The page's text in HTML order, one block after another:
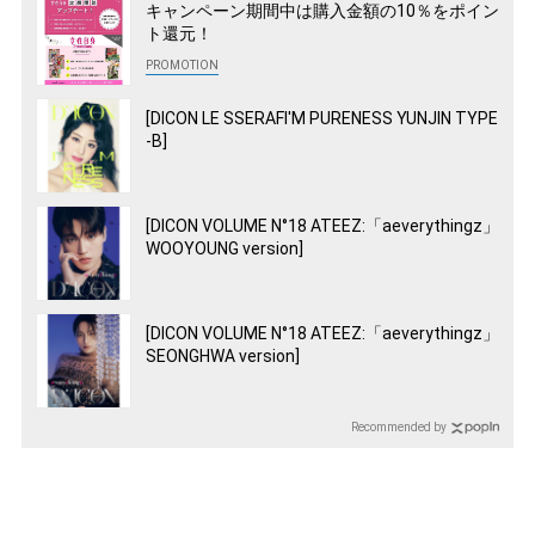
キャンペーン期間中は購入金額の10％をポイン
ト還元！
[DICON LE SSERAFI'M PURENESS YUNJIN TYPE
-B]
[DICON VOLUME N°18 ATEEZ:「aeverythingz」
WOOYOUNG version]
[DICON VOLUME N°18 ATEEZ:「aeverythingz」
SEONGHWA version]
Recommended by